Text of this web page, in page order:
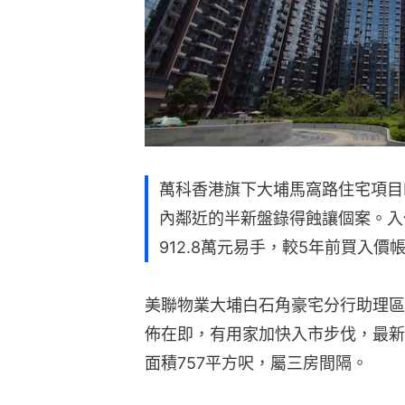
萬科香港旗下大埔馬窩路住宅項
內鄰近的半新盤錄得蝕讓個案。
912.8萬元易手，較5年前買入價
美聯物業大埔白石角豪宅分行助理
佈在即，有用家加快入市步伐，最
面積757平方呎，屬三房間隔。